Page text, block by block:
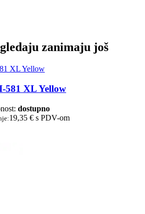
zanimaju još
XL Yellow
dostupno
19,35 € s PDV-om